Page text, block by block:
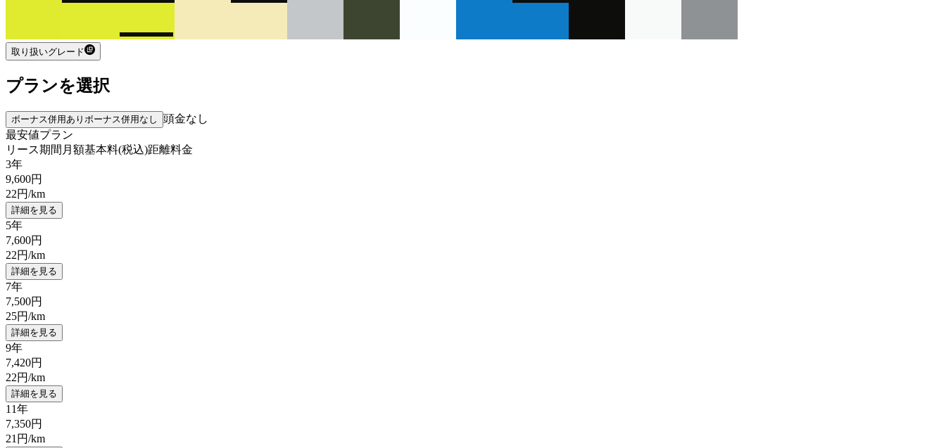
取り扱いグレード
プランを選択
ボーナス併用あり ボーナス併用なし
頭金なし
最安値プラン
リース期間 月額基本料(税込)距離料金
3年
9,600円
22円/km
詳細を見る
5年
7,600円
22円/km
詳細を見る
7年
7,500円
25円/km
詳細を見る
9年
7,420円
22円/km
詳細を見る
11年
7,350円
21 円/km